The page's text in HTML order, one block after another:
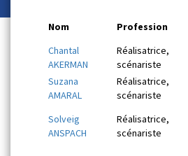
Nom Profession
Chantal
AKERMAN
Réalisatrice,
scénariste
Suzana
AMARAL
Réalisatrice,
scénariste
Solveig
ANSPACH
Réalisatrice,
scénariste